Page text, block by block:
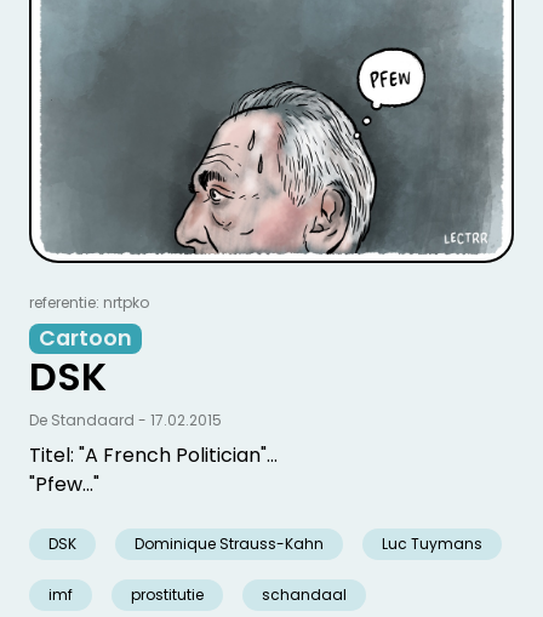
referentie: nrtpko
Cartoon
DSK
Titel: "A French Politician"...
"Pfew..."
DSK Dominique Strauss-Kahn Luc Tuymans
imf prostitutie schandaal
De Standaard - 17.02.2015